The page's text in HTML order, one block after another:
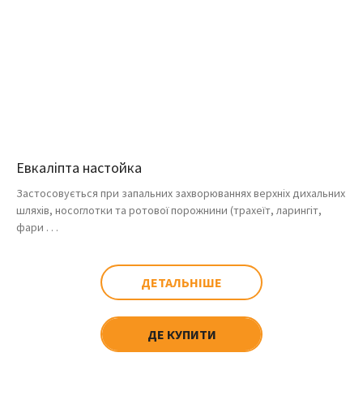
Евкаліпта настойка
Застосовується при запальних захворюваннях верхніх дихальних
шляхів, носоглотки та ротової порожнини (трахеїт, ларингіт,
фари . . .
ДЕТАЛЬНІШЕ
ДЕ КУПИТИ